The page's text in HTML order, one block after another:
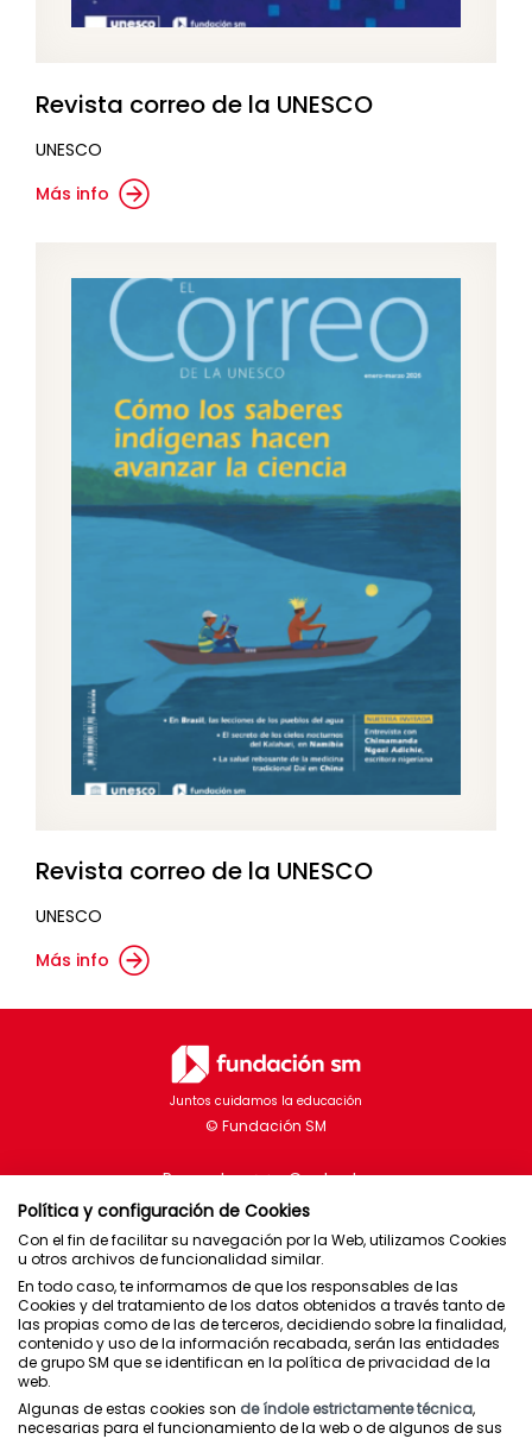
Revista correo de la UNESCO
UNESCO
Más info
Revista correo de la UNESCO
UNESCO
Más info
Juntos cuidamos la educación
Proyectos Contacto
Brasil
Chile
España
México
Puerto Rico
Política y configuración de Cookies
Con el fin de facilitar su navegación por la Web, utilizamos Cookies
u otros archivos de funcionalidad similar.
En todo caso, te informamos de que los responsables de las
Cookies y del tratamiento de los datos obtenidos a través tanto de
las propias como de las de terceros, decidiendo sobre la finalidad,
contenido y uso de la información recabada, serán las entidades
de grupo SM que se identifican en la política de privacidad de la
web.
Algunas de estas cookies son de índole estrictamente técnica,
necesarias para el funcionamiento de la web o de algunos de sus